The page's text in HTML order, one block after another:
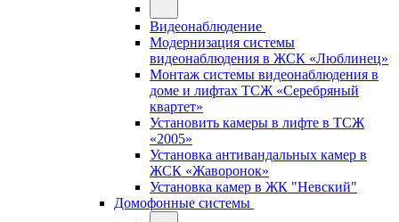
Видеонаблюдение
Модернизация системы
видеонаблюдения в ЖСК «Люблинец»
Монтаж системы видеонаблюдения в
доме и лифтах ТСЖ «Серебряный
квартет»
Установить камеры в лифте в ТСЖ
«2005»
Установка антивандальных камер в
ЖСК «Жаворонок»
Установка камер в ЖК "Невский"
Домофонные системы